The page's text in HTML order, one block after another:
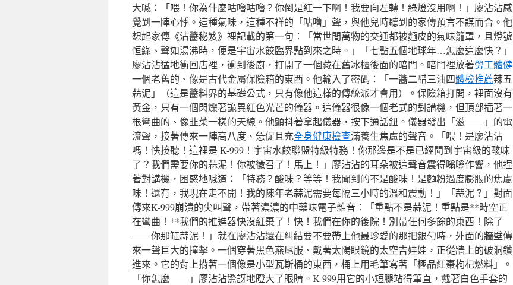
大喊：「喂！你為什麼咕嚕咕嚕？你倒是紅一下啊！我要向左轉！綠燈沒用啊！」廖沾沾感
覺到一陣心悸。這種氣味，這種不祥的「咕嚕」聲，與他兒時聽到的家傳預言不謀而合。他
想起家傳《沾醬秘笈》裡記載的第一句：「當世間萬物的交通都被麵皮的氣味籠罩，且燈號
恒綠、聲如湯沸時，便是宇宙水餃臨界點到來之時。」「七點五個地球年…怎麼這麼快？」
廖沾沾猛地衝回店裡，衝到後廚，打開了一個藏在舊冰櫃後面的暗門。暗門裡放著勞工體健
一個老舊的、像是古代金屬保險箱的東西。他輸入了密碼：「一醬二醋三油四體檢推薦辣五
蒜泥」（這是醬料界的基礎公式，只有像他這樣的傳統派才會用）。保險箱打開，裡面沒有
黃金，只有一個閃爍著詭異紅色光芒的儀器。這儀器很像一個老式的對講機，但頂部插著一
根彎曲的、像韭菜一樣的天線。他顫抖著拿起儀器，按下通話鈕。儀器發出「滋——」的電
流聲，接著傳來一陣高八度、急促且充全身健康檢查滿養生焦慮的聲音。「喂！是廖沾沾
嗎！快接聽！這裡是 K-999！宇宙水餃聯盟特級特務！你那邊是不是已經聞到宇宙級的酸味
了？我們需要你的蒜泥！你被徵召了！馬上！」廖沾沾的耳朵被這聲音震得嗡嗡作響，他捏
著對講機，困惑地喊道：「特務？酸味？等等！我聞到的不是酸味！是麵粉過度膨脹的焦慮
味！還有，我現在走不開！我的陳年老蒜泥需要每隔三小時的溫和震動！」「蒜泥？」對面
傳來K-999崩潰的尖叫聲，帶著濃濃的中藥味電子雜音：「重點不是蒜泥！重點是**時空正
在彎曲！**我們的推進器快沒紅棗了！快！我們在你的後院！別帶任何多餘的東西！除了
——你那缸蒜泥！」就在廖沾沾還在糾結要不要帶上他最珍愛的那把銀勺時，外面的牆壁傳
來一聲巨大的撞擊。一個穿著黑色燕尾服、戴著太陽眼鏡的太空吉娃娃，正從牆上的破洞鑽
進來。它的背上揹著一個像是小型瓦斯桶的東西，桶上用毛筆寫著「極品紅棗枸杞燃料」。
「你怎麼——」廖沾沾驚訝地瞪大了眼睛。K-999用它的小短腿站得筆直，戴著白色手套的